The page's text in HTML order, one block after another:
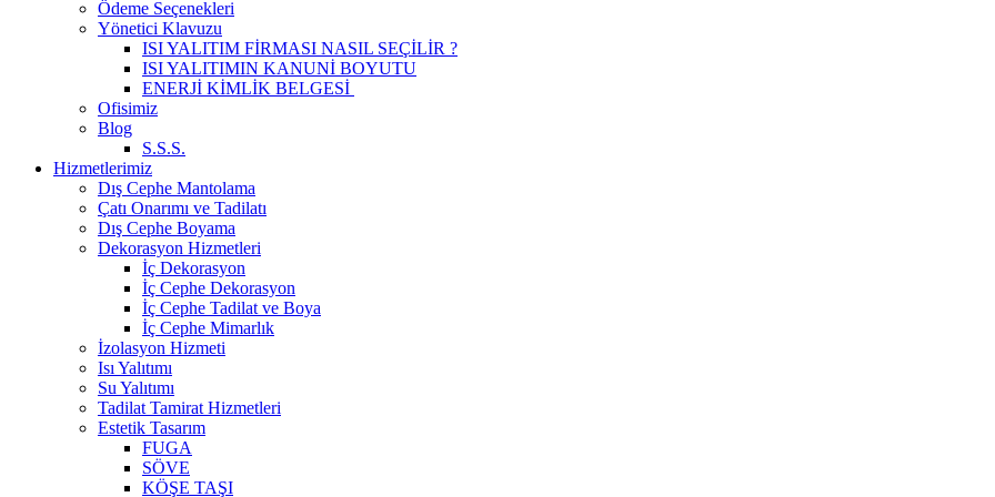
Ödeme Seçenekleri
Yönetici Klavuzu
ISI YALITIM FİRMASI NASIL SEÇİLİR ?
ISI YALITIMIN KANUNİ BOYUTU
ENERJİ KİMLİK BELGESİ
Ofisimiz
Blog
S.S.S.
Hizmetlerimiz
Dış Cephe Mantolama
Çatı Onarımı ve Tadilatı
Dış Cephe Boyama
Dekorasyon Hizmetleri
İç Dekorasyon
İç Cephe Dekorasyon
İç Cephe Tadilat ve Boya
İç Cephe Mimarlık
İzolasyon Hizmeti
Isı Yalıtımı
Su Yalıtımı
Tadilat Tamirat Hizmetleri
Estetik Tasarım
FUGA
SÖVE
KÖŞE TAŞI